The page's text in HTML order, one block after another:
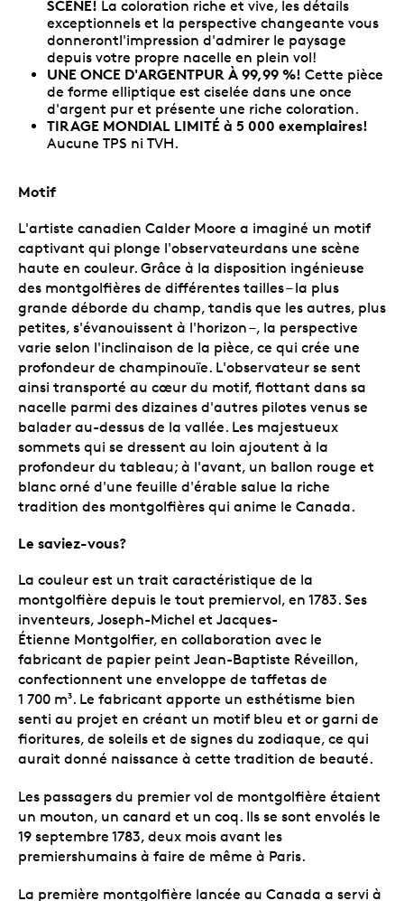
SCÈNE! La coloration riche et vive, les détails
exceptionnels et la perspective changeante vous
donnerontl'impression d'admirer le paysage
depuis votre propre nacelle en plein vol!
UNE ONCE D'ARGENTPUR À 99,99 %! Cette pièce
de forme elliptique est ciselée dans une once
d'argent pur et présente une riche coloration.
TIRAGE MONDIAL LIMITÉ à 5 000 exemplaires!
Aucune TPS ni TVH.
Motif
L'artiste canadien Calder Moore a imaginé un motif
captivant qui plonge l'observateurdans une scène
haute en couleur. Grâce à la disposition ingénieuse
des montgolfières de différentes tailles – la plus
grande déborde du champ, tandis que les autres, plus
petites, s'évanouissent à l'horizon –, la perspective
varie selon l'inclinaison de la pièce, ce qui crée une
profondeur de champinouïe. L'observateur se sent
ainsi transporté au cœur du motif, flottant dans sa
nacelle parmi des dizaines d'autres pilotes venus se
balader au-dessus de la vallée. Les majestueux
sommets qui se dressent au loin ajoutent à la
profondeur du tableau; à l'avant, un ballon rouge et
blanc orné d'une feuille d'érable salue la riche
tradition des montgolfières qui anime le Canada.
Le saviez-vous?
La couleur est un trait caractéristique de la
montgolfière depuis le tout premiervol, en 1783. Ses
inventeurs, Joseph-Michel et Jacques-
Étienne Montgolfier, en collaboration avec le
fabricant de papier peint Jean-Baptiste Réveillon,
confectionnent une enveloppe de taffetas de
1 700 m3. Le fabricant apporte un esthétisme bien
senti au projet en créant un motif bleu et or garni de
fioritures, de soleils et de signes du zodiaque, ce qui
aurait donné naissance à cette tradition de beauté.
Les passagers du premier vol de montgolfière étaient
un mouton, un canard et un coq. Ils se sont envolés le
19 septembre 1783, deux mois avant les
premiershumains à faire de même à Paris.
La première montgolfière lancée au Canada a servi à